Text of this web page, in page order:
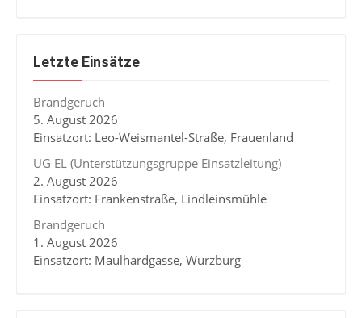
Letzte Einsätze
Brandgeruch
5. August 2026
Einsatzort: Leo-Weismantel-Straße, Frauenland
UG EL (Unterstützungsgruppe Einsatzleitung)
2. August 2026
Einsatzort: Frankenstraße, Lindleinsmühle
Brandgeruch
1. August 2026
Einsatzort: Maulhardgasse, Würzburg